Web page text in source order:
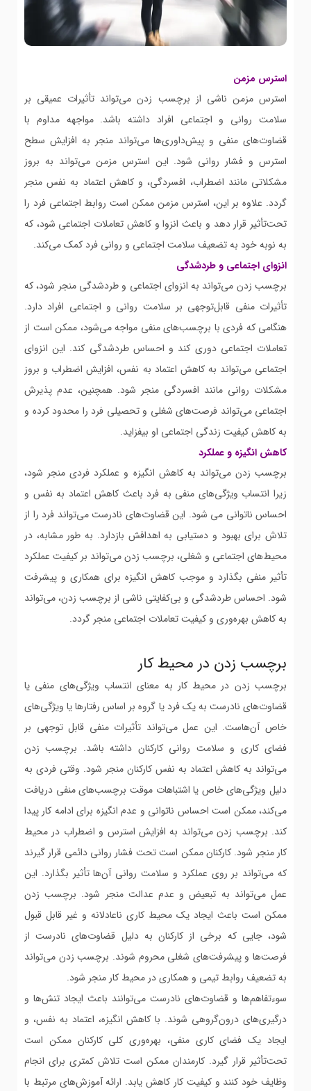
استرس مزمن
استرس مزمن ناشی از برچسب زدن می‌تواند تأثیرات عمیقی بر
سلامت روانی و اجتماعی افراد داشته باشد. مواجهه مداوم با
قضاوت‌های منفی و پیش‌داوری‌ها می‌تواند منجر به افزایش سطح
استرس و فشار روانی شود. این استرس مزمن می‌تواند به بروز
مشکلاتی مانند اضطراب، افسردگی، و کاهش اعتماد به نفس منجر
گردد. علاوه بر این، استرس مزمن ممکن است روابط اجتماعی فرد را
تحت‌تأثیر قرار دهد و باعث انزوا و کاهش تعاملات اجتماعی شود، که
به نوبه خود به تضعیف سلامت اجتماعی و روانی فرد کمک می‌کند.
انزوای اجتماعی و طردشدگی
برچسب زدن می‌تواند به انزوای اجتماعی و طردشدگی منجر شود، که
تأثیرات منفی قابل‌توجهی بر سلامت روانی و اجتماعی افراد دارد.
هنگامی که فردی با برچسب‌های منفی مواجه می‌شود، ممکن است از
تعاملات اجتماعی دوری کند و احساس طردشدگی کند. این انزوای
اجتماعی می‌تواند به کاهش اعتماد به نفس، افزایش اضطراب و بروز
مشکلات روانی مانند افسردگی منجر شود. همچنین، عدم پذیرش
اجتماعی می‌تواند فرصت‌های شغلی و تحصیلی فرد را محدود کرده و
به کاهش کیفیت زندگی اجتماعی او بیفزاید.
کاهش انگیزه و عملکرد
برچسب زدن می‌تواند به کاهش انگیزه و عملکرد فردی منجر شود،
زیرا انتساب ویژگی‌های منفی به فرد باعث کاهش اعتماد به نفس و
احساس ناتوانی می شود. این قضاوت‌های نادرست می‌تواند فرد را از
تلاش برای بهبود و دستیابی به اهدافش بازدارد. به طور مشابه، در
محیط‌های اجتماعی و شغلی، برچسب زدن می‌تواند بر کیفیت عملکرد
تأثیر منفی بگذارد و موجب کاهش انگیزه برای همکاری و پیشرفت
شود. احساس طردشدگی و بی‌کفایتی ناشی از برچسب زدن، می‌تواند
به کاهش بهره‌وری و کیفیت تعاملات اجتماعی منجر گردد.
برچسب زدن در محیط کار
برچسب زدن در محیط کار به معنای انتساب ویژگی‌های منفی یا
قضاوت‌های نادرست به یک فرد یا گروه بر اساس رفتارها یا ویژگی‌های
خاص آن‌هاست. این عمل می‌تواند تأثیرات منفی قابل توجهی بر
فضای کاری و سلامت روانی کارکنان داشته باشد. برچسب زدن
می‌تواند به کاهش اعتماد به نفس کارکنان منجر شود. وقتی فردی به
دلیل ویژگی‌های خاص یا اشتباهات موقت برچسب‌های منفی دریافت
می‌کند، ممکن است احساس ناتوانی و عدم انگیزه برای ادامه کار پیدا
کند. برچسب زدن می‌تواند به افزایش استرس و اضطراب در محیط
کار منجر شود. کارکنان ممکن است تحت فشار روانی دائمی قرار گیرند
که می‌تواند بر روی عملکرد و سلامت روانی آن‌ها تأثیر بگذارد. این
عمل می‌تواند به تبعیض و عدم عدالت منجر شود. برچسب زدن
ممکن است باعث ایجاد یک محیط کاری ناعادلانه و غیر قابل قبول
شود، جایی که برخی از کارکنان به دلیل قضاوت‌های نادرست از
فرصت‌ها و پیشرفت‌های شغلی محروم شوند. برچسب زدن می‌تواند
به تضعیف روابط تیمی و همکاری در محیط کار منجر شود.
سوءتفاهم‌ها و قضاوت‌های نادرست می‌توانند باعث ایجاد تنش‌ها و
درگیری‌های درون‌گروهی شوند. با کاهش انگیزه، اعتماد به نفس، و
ایجاد یک فضای کاری منفی، بهره‌وری کلی کارکنان ممکن است
تحت‌تأثیر قرار گیرد. کارمندان ممکن است تلاش کمتری برای انجام
وظایف خود کنند و کیفیت کار کاهش یابد. ارائه آموزش‌های مرتبط با